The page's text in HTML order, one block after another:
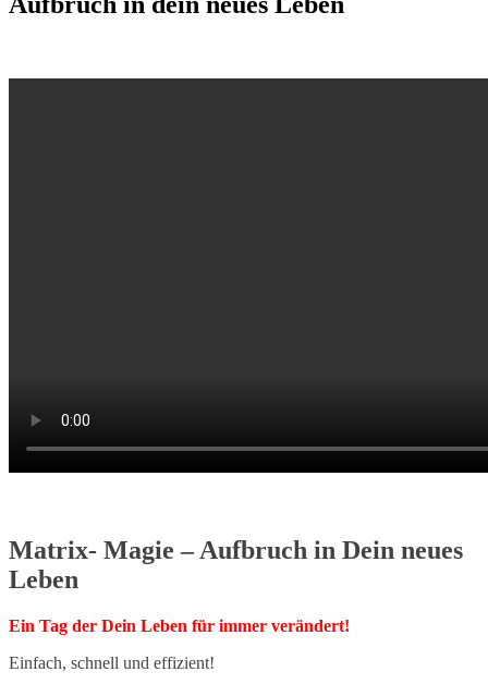
in
Leben
Matrix- Magie – Aufbruch in Dein neues
Leben
Ein Tag der Dein Leben für immer verändert!
Einfach, schnell und effizient!